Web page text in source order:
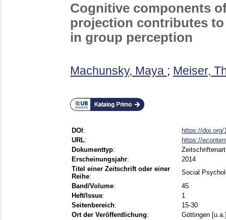
Cognitive components
projection contributes
in group perception
Machunsky, Maya ; Meiser,
DOI :
https://doi.org/
URL:
https://
Dokumenttyp:
Erscheinungsjahr:
2014
Titel einer Zeitschrift oder einer
Reihe:
Social
Band/Volume:
45
Heft/Issue:
1
Seitenbereich:
15-30
Ort der Veröffentlichung:
Göttingen